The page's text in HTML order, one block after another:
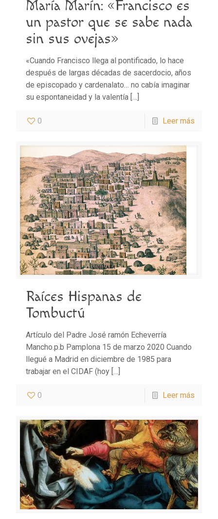
María Marín: «Francisco es
un pastor que se sabe nada
sin sus ovejas»
«Cuando Francisco llega al pontificado, lo hace
después de largas décadas de sacerdocio, años
de episcopado y cardenalato… no cabía imaginar
su espontaneidad y la valentía […]
0 Leer más
Raíces Hispanas de
Tombuctú
Artículo del Padre José ramón Echeverría
Mancho.p.b Pamplona 15 de marzo 2020 Cuando
llegué a Madrid en diciembre de 1985 para
trabajar en el CIDAF (hoy […]
0 Leer más